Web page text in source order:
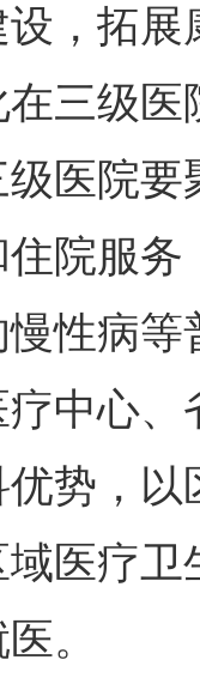
，拓
三级
医院
院服
性病
中心
势，
医疗
。